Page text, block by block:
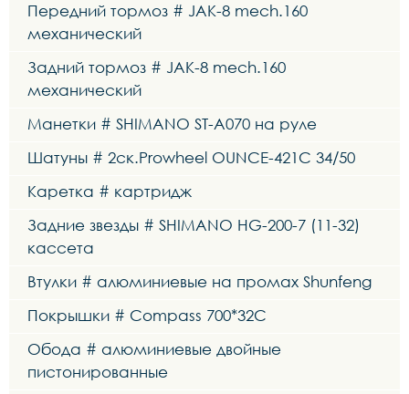
Передний тормоз # JAK-8 mech.160
механический
Задний тормоз # JAK-8 mech.160
механический
Манетки # SHIMANO ST-A070 на руле
Шатуны # 2ск.Prowheel OUNCE-421C 34/50
Каретка # картридж
Задние звезды # SHIMANO HG-200-7 (11-32)
кассета
Втулки # алюминиевые на промах Shunfeng
Покрышки # Compass 700*32C
Обода # алюминиевые двойные
пистонированные